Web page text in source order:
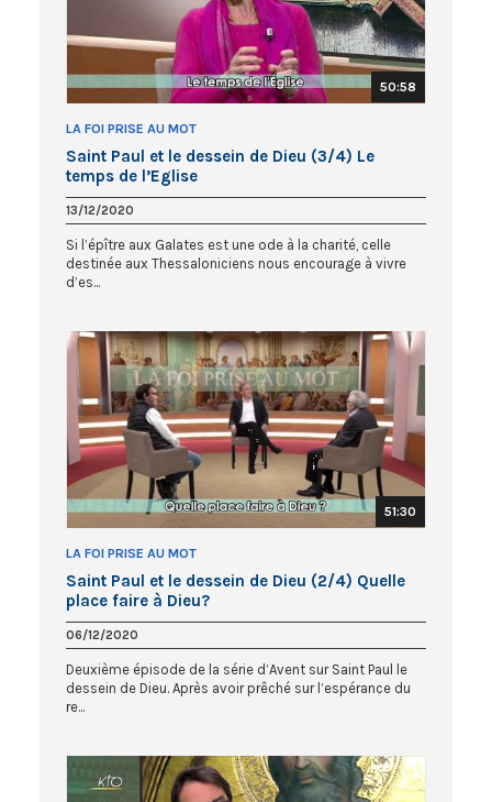
50:58
LA FOI PRISE AU MOT
Saint Paul et le dessein de Dieu (3/4) Le
temps de l’Eglise
13/12/2020
Si l’épître aux Galates est une ode à la charité, celle
destinée aux Thessaloniciens nous encourage à vivre
d’es...
51:30
LA FOI PRISE AU MOT
Saint Paul et le dessein de Dieu (2/4) Quelle
place faire à Dieu?
06/12/2020
Deuxième épisode de la série d’Avent sur Saint Paul le
dessein de Dieu. Après avoir prêché sur l’espérance du
re...